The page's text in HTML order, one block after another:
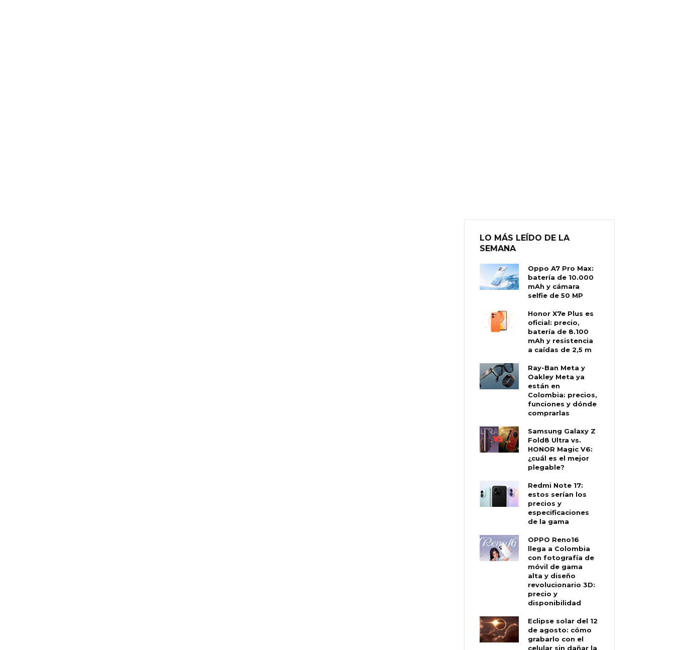
LO MÁS LEÍDO DE LA
SEMANA
Oppo A7 Pro Max:
batería de 10.000
mAh y cámara
selfie de 50 MP
Honor X7e Plus es
oficial: precio,
batería de 8.100
mAh y resistencia
a caídas de 2,5 m
Ray-Ban Meta y
Oakley Meta ya
están en
Colombia: precios,
funciones y dónde
comprarlas
Samsung Galaxy Z
Fold8 Ultra vs.
HONOR Magic V6:
¿cuál es el mejor
plegable?
Redmi Note 17:
estos serían los
precios y
especificaciones
de la gama
OPPO Reno16
llega a Colombia
con fotografía de
móvil de gama
alta y diseño
revolucionario 3D:
precio y
disponibilidad
Eclipse solar del 12
de agosto: cómo
grabarlo con el
celular sin dañar la